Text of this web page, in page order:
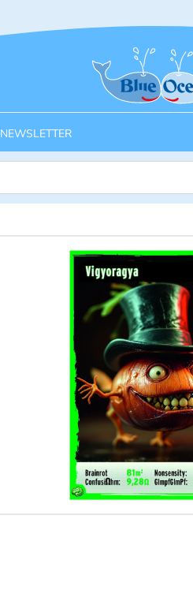
Startseite
NEWSLETTER